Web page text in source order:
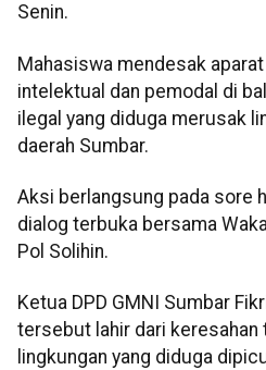
Senin.
Mahasiswa mendesak
intelektual dan pemodal di
ilegal yang diduga merusak
daerah Sumbar.
Aksi berlangsung pada sore
dialog terbuka bersama
Pol Solihin.
Ketua DPD GMNI Sumbar
tersebut lahir dari keresahan
lingkungan yang diduga